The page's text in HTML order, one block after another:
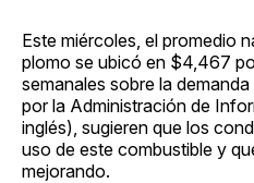
Este miércoles, el promedio
plomo se ubicó en $4,467
semanales sobre la
por la Administración de
inglés), sugieren que los
uso de este combustible y
mejorando.